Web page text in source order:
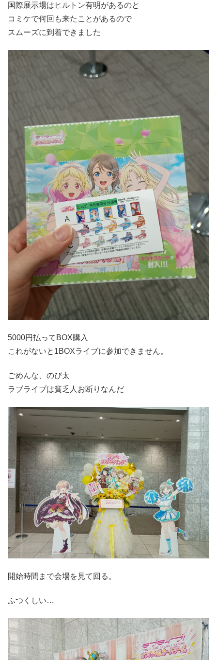
国際展示場はヒルトン有明があるのと
コミケで何回も来たことがあるので
スムーズに到着できました
5000円払ってBOX購入
これがないと1BOXライブに参加できません。
ごめんな、のび太
ラブライブは貧乏人お断りなんだ
開始時間まで会場を見て回る。
ふつくしい…